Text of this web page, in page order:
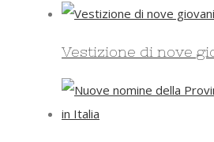
Vestizione di nove